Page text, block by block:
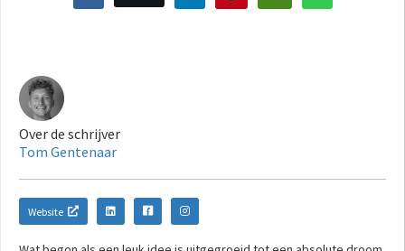
Over de schrijver
Tom Gentenaar
Website